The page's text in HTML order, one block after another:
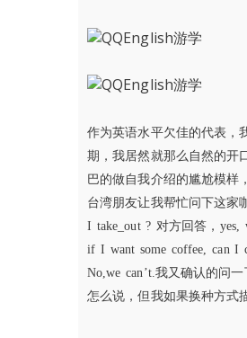
作为英语水平欠佳的代表，
期，我居然就那么自然的开
巴的做自我介绍的尴尬模样
台湾朋友让我帮忙问下这家
I take_out ? 对方回答，yes,
if I want some coffee, can I
No,we can’t.我又确认的问
怎么说，但我如果换种方式